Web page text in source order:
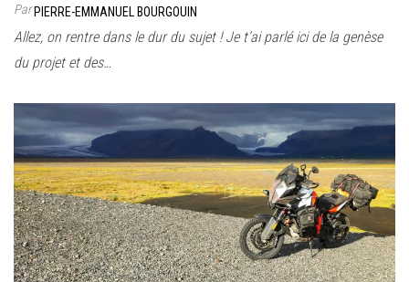
ParPIERRE-EMMANUEL BOURGOUIN
Allez, on rentre dans le dur du sujet ! Je t’ai parlé ici de la genèse
du projet et des…